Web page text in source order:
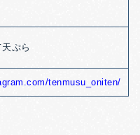
ぷら
tenmusu_oniten/